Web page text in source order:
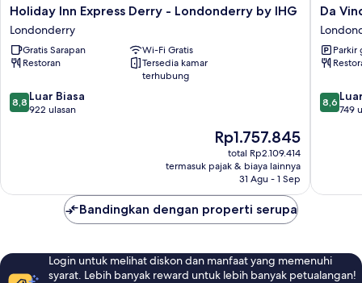
Holiday
Inn
Express
Derry
-
by
IHG
Holiday Inn Express Derry - Londonderry by IHG
Londonderry
Gratis Sarapan
Wi-Fi Gratis
Restoran
Tersedia kamar
terhubung
8.8
dari
8,8 Luar Biasa
922 ulasan
Harga
sekarang
Rp1.757.845
Rp1.757.845
total Rp2.109.414
termasuk pajak & biaya lainnya
31 Agu - 1 Sep
Da
Vinci's
Hotel
Derry
Da
Parkir
8.6
dari
8,6
749
Bandingkan dengan properti serupa
Login untuk melihat diskon dan manfaat yang memenuhi
syarat. Lebih banyak reward untuk lebih banyak petualangan!